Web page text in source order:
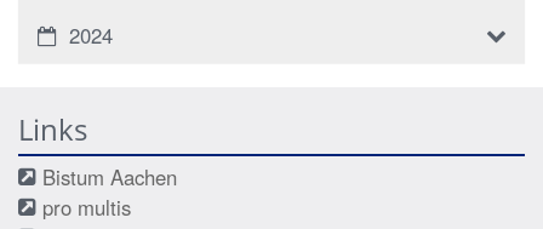
2024
Links
Bistum Aachen
pro multis